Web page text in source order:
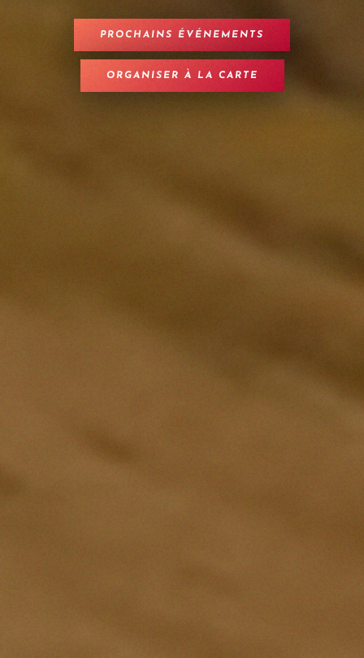
PROCHAINS ÉVÉNEMENTS
ORGANISER À LA CARTE